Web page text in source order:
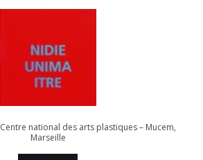
Centre natio­nal des arts plas­tiques – Mucem,
Marseille